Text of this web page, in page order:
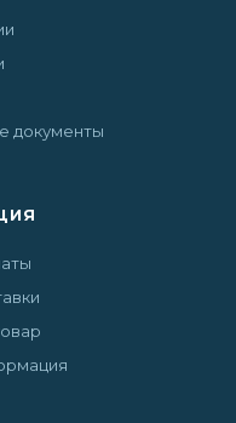
документы